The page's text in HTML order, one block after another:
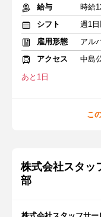
給与
シフト
週1
雇用形態
アル
アクセス
中島
あと1日
こ
株式会社スタ
部